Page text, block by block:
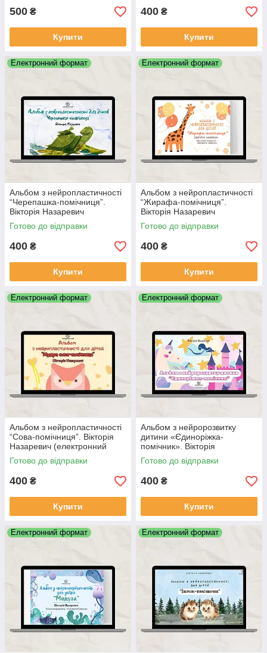
500 ₴
Купити
400 ₴
Купити
Електронний формат
Альбом з нейропластичності
“Черепашка-помічниця”.
Вікторія Назаревич
(електронний формат)
Готово до відправки
400 ₴
Купити
Електронний формат
Альбом з нейропластичності
“Жирафа-помічниця”.
Вікторія Назаревич
(електронний формат)
Готово до відправки
400 ₴
Купити
Електронний формат
Альбом з нейропластичності
“Сова-помічниця”. Вікторія
Назаревич (електронний
формат)
Готово до відправки
400 ₴
Купити
Електронний формат
Альбом з нейророзвитку
дитини «Єдиноріжка-
помічник». Вікторія
Назаревич (електронний
формат)
Готово до відправки
400 ₴
Купити
Електронний формат Електронний формат